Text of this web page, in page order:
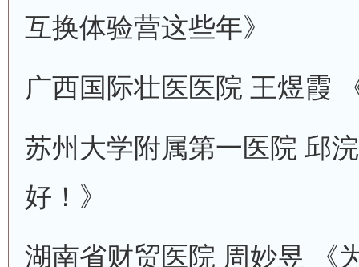
互换体验营这些年》
广西国际壮医医院 王煜霞
苏州大学附属第一医院 邱
好！》
湖南省财贸医院 周妙昱 《